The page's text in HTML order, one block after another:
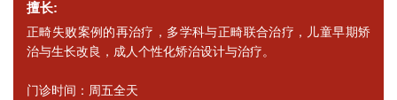
擅长:
正畸失败案例的再治疗，多学科与正畸联合治疗，儿童早期矫
治与生长改良，成人个性化矫治设计与治疗。
门诊时间：周五全天